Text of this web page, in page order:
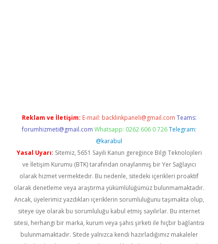
Reklam ve İletişim: E-mail: backlinkpaneli@gmail.com Teams:
forumhizmeti@gmail.com Whatsapp: 0262 606 0 726 Telegram:
@karabul
Yasal Uyarı: Sitemiz, 5651 Sayılı Kanun gereğince Bilgi Teknolojileri
ve İletişim Kurumu (BTK) tarafından onaylanmış bir Yer Sağlayıcı
olarak hizmet vermektedir. Bu nedenle, sitedeki içerikleri proaktif
olarak denetleme veya araştırma yükümlülüğümüz bulunmamaktadır.
Ancak, üyelerimiz yazdıkları içeriklerin sorumluluğunu taşımakta olup,
siteye üye olarak bu sorumluluğu kabul etmiş sayılırlar. Bu internet
sitesi, herhangi bir marka, kurum veya şahıs şirketi ile hiçbir bağlantısı
bulunmamaktadır. Sitede yalnızca kendi hazırladığımız makaleler